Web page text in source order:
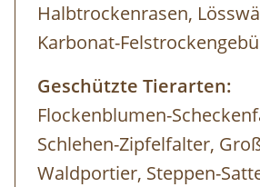
Halbtrockenrasen,
Karbonat-
Geschützte Tierarten:
Flockenblumen-
Schlehen-Zipfelfalter,
Waldportier, Steppen-